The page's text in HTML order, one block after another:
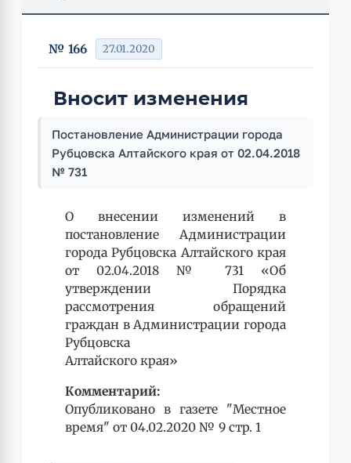
№ 166 27.01.2020
Вносит изменения
Постановление Администрации города
Рубцовска Алтайского края от 02.04.2018
№ 731
О внесении изменений в
постановление Администрации
города Рубцовска Алтайского края
от 02.04.2018 № 731 «Об
утверждении Порядка
рассмотрения обращений
граждан в Администрации города
Рубцовска
Алтайского края»
Комментарий:
Опубликовано в газете "Местное
время" от 04.02.2020 № 9 стр. 1